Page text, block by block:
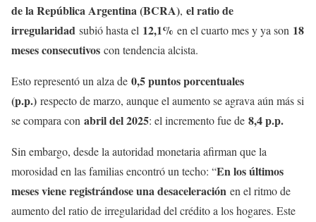
de la República Argentina (BCRA), el ratio de
irregularidad subió hasta el 12,1% en el cuarto mes y ya son 18
meses consecutivos con tendencia alcista.
Esto representó un alza de 0,5 puntos porcentuales
(p.p.) respecto de marzo, aunque el aumento se agrava aún más si
se compara con abril del 2025: el incremento fue de 8,4 p.p.
Sin embargo, desde la autoridad monetaria afirman que la
morosidad en las familias encontró un techo: “En los últimos
meses viene registrándose una desaceleración en el ritmo de
aumento del ratio de irregularidad del crédito a los hogares. Este